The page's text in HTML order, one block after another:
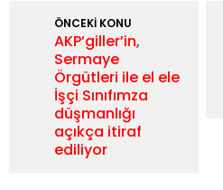
ÖNCEKİ KONU
AKP’giller’in,
Sermaye
Örgütleri ile el ele
İşçi Sınıfımza
düşmanlığı
açıkça itiraf
ediliyor